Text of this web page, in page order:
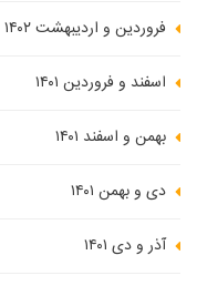
فروردین و اردیبهشت ۱۴۰۲
اسفند و فروردین ۱۴۰۱
بهمن و اسفند ۱۴۰۱
دی و بهمن ۱۴۰۱
آذر و دی ۱۴۰۱